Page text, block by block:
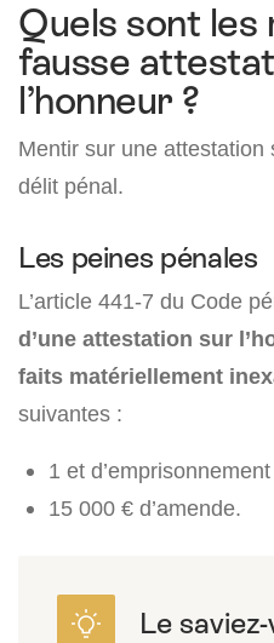
Quels sont les
fausse
l’honneur ?
Mentir sur une attestation
délit pénal.
Les peines pénales
L’article 441-7 du Code
d’une attestation sur
faits matériellement
suivantes :
1 et d’emprisonnement
15 000 € d’amende.